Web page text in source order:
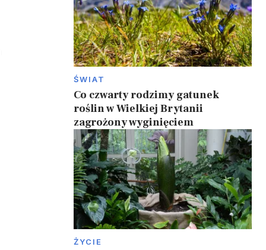
ŚWIAT
Co czwarty rodzimy gatunek
roślin w Wielkiej Brytanii
zagrożony wyginięciem
ŻYCIE